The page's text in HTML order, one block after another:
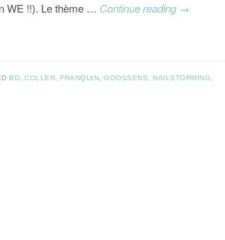
WE !!). Le thème … Continue reading →
BD COLLER FRANQUIN GOOSSENS NAILSTORMING